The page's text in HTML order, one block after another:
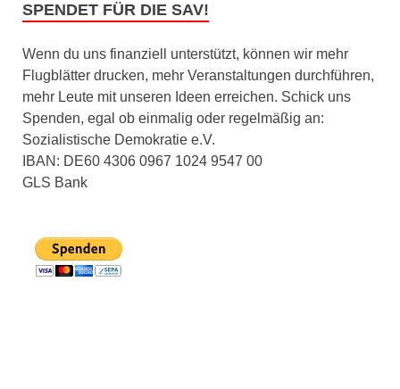
SPENDET FÜR DIE SAV!
Wenn du uns finanziell unterstützt, können wir mehr
Flugblätter drucken, mehr Veranstaltungen durchführen,
mehr Leute mit unseren Ideen erreichen. Schick uns
Spenden, egal ob einmalig oder regelmäßig an:
Sozialistische Demokratie e.V.
IBAN: DE60 4306 0967 1024 9547 00
GLS Bank